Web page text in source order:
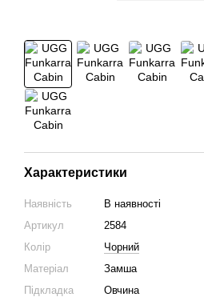
Характеристики
Наявність
В наявності
Артикул
2584
Колір
Чорний
Матеріал
Замша
Підкладка
Овчина